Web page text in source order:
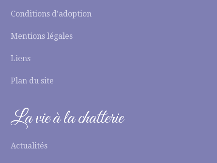
Conditions d’adoption
Mentions légales
Liens
Plan du site
La vie à la chatterie
Actualités